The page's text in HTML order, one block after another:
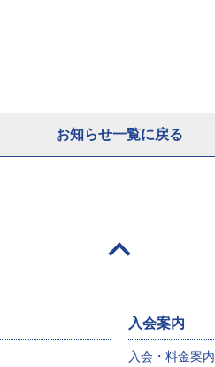
お知らせ一覧に戻る
入会案内
入会・料金案内